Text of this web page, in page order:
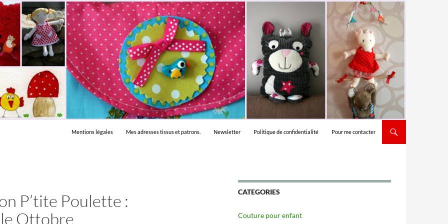
Mentions légales Mes adresses tissus et patrons. Newsletter Politique de confidentialité Pour me contacter
P’tite Poulette :
Ottobre
CATEGORIES
Couture pour enfant